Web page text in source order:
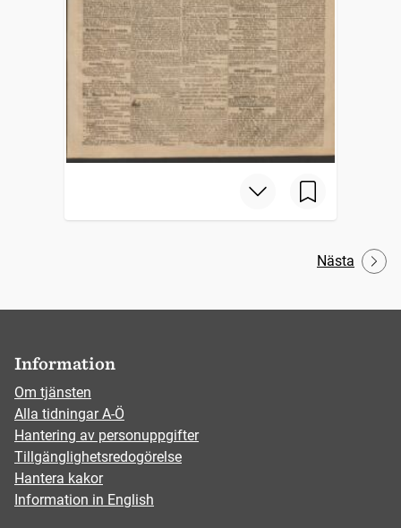
Nästa
Information
Om tjänsten
Alla tidningar A-Ö
Hantering av personuppgifter
Tillgänglighetsredogörelse
Hantera kakor
Information in English